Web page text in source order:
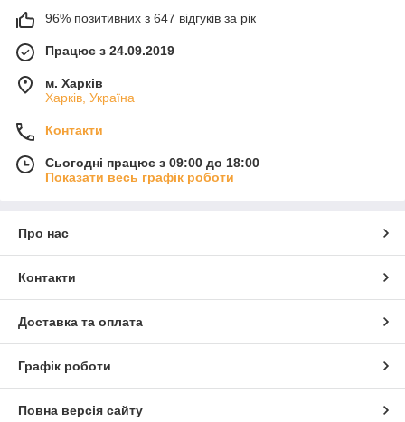
96% позитивних з 647 відгуків за рік
Працює з 24.09.2019
м. Харків
Харків, Україна
Контакти
Сьогодні працює з 09:00 до 18:00
Показати весь графік роботи
Про нас
Контакти
Доставка та оплата
Графік роботи
Повна версія сайту